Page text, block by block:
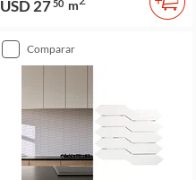
USD 2750 m
comparar